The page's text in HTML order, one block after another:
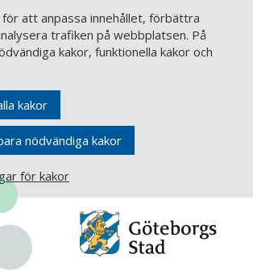
för att anpassa innehållet, förbättra
trafiken på webbplatsen. På
kakor, funktionella kakor och
kakor
nödvändiga kakor
för kakor